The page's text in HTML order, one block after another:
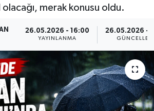
olacağı, merak konusu oldu.
26.05.2026 - 16:00
YAYINLANMA
26.05.2026 -